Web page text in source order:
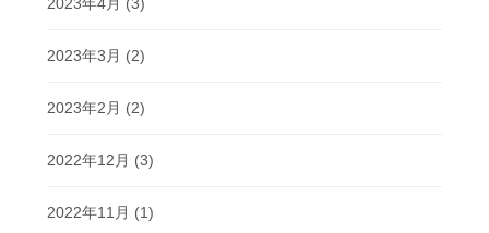
2023年3月 (2)
2023年2月 (2)
2022年12月 (3)
2022年11月 (1)